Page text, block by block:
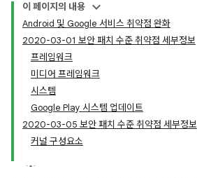
이 페이지의 내용
Android 및 Google 서비스 취약점 완화
2020-03-01 보안 패치 수준 취약점 세부정보
프레임워크
미디어 프레임워크
시스템
Google Play 시스템 업데이트
2020-03-05 보안 패치 수준 취약점 세부정보
커널 구성요소